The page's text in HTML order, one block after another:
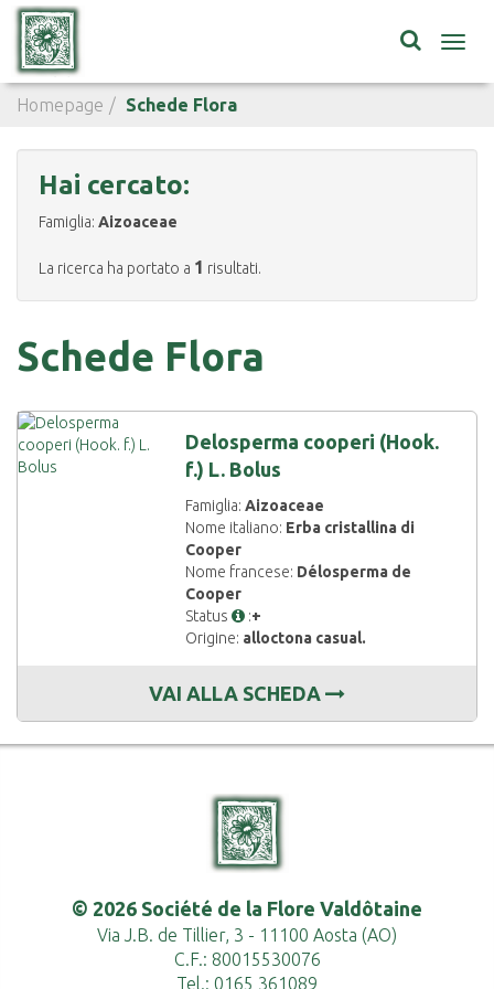
Homepage Schede Flora
Hai cercato:
Famiglia: Aizoaceae
La ricerca ha portato a 1 risultati.
Schede Flora
Delosperma cooperi (Hook.
f.) L. Bolus
Famiglia:Aizoaceae
Nome italiano: Erba cristallina di
Cooper
Nome francese: Délosperma de
Cooper
Status
:+
Origine: alloctona casual.
VAI ALLA SCHEDA
© 2026 Société de la Flore Valdôtaine
Via J.B. de Tillier, 3 - 11100 Aosta (AO)
C.F.: 80015530076
Tel.: 0165 361089